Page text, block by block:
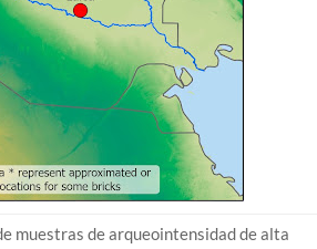
muestras de arqueointensidad de alta